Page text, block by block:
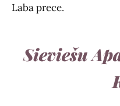
Sieviešu
Laba prece.